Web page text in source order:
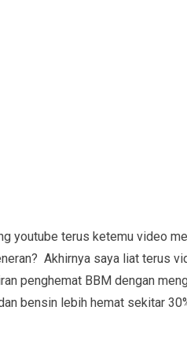
youtube terus ketemu video
Akhirnya saya liat terus
penghemat BBM dengan
bensin lebih hemat sekitar